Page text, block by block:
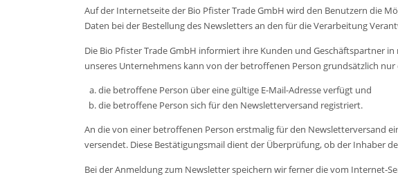
Auf der Internetseite der Bio Pfister Trade GmbH wird den Benutzern die
Daten bei der Bestellung des Newsletters an den für die Verarbeitung
Die Bio Pfister Trade GmbH informiert ihre Kunden und Geschäftspartner
unseres Unternehmens kann von der betroffenen Person grundsätzlich
die betroffene Person über eine gültige E-Mail-Adresse verfügt und
die betroffene Person sich für den Newsletterversand registriert.
An die von einer betroffenen Person erstmalig für den Newsletterversand
versendet. Diese Bestätigungsmail dient der Überprüfung, ob der Inhaber
Bei der Anmeldung zum Newsletter speichern wir ferner die vom Internet-